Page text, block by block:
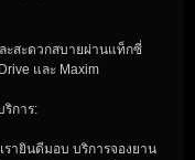
ะสะดวกสบายผ่านแท็กซี่
และ Maxim
การ:
รายินดีมอบ บริการจองยาน